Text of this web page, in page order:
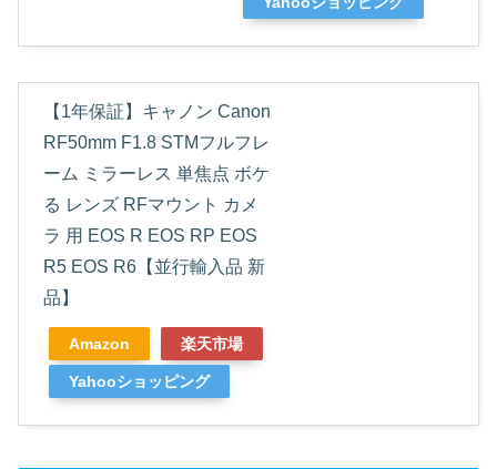
【1年保証】キャノン Canon
RF50mm F1.8 STMフルフレ
ーム ミラーレス 単焦点 ボケ
る レンズ RFマウント カメ
ラ 用 EOS R EOS RP EOS
R5 EOS R6【並行輸入品 新
品】
Amazon 楽天市場
Yahooショッピング